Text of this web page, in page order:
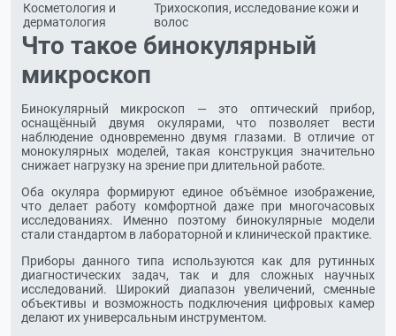
Косметология и
дерматология
Трихоскопия, исследование кожи и
волос
Что такое бинокулярный
микроскоп
Бинокулярный микроскоп — это оптический прибор,
оснащённый двумя окулярами, что позволяет вести
наблюдение одновременно двумя глазами. В отличие от
монокулярных моделей, такая конструкция значительно
снижает нагрузку на зрение при длительной работе.
Оба окуляра формируют единое объёмное изображение,
что делает работу комфортной даже при многочасовых
исследованиях. Именно поэтому бинокулярные модели
стали стандартом в лабораторной и клинической практике.
Приборы данного типа используются как для рутинных
диагностических задач, так и для сложных научных
исследований. Широкий диапазон увеличений, сменные
объективы и возможность подключения цифровых камер
делают их универсальным инструментом.